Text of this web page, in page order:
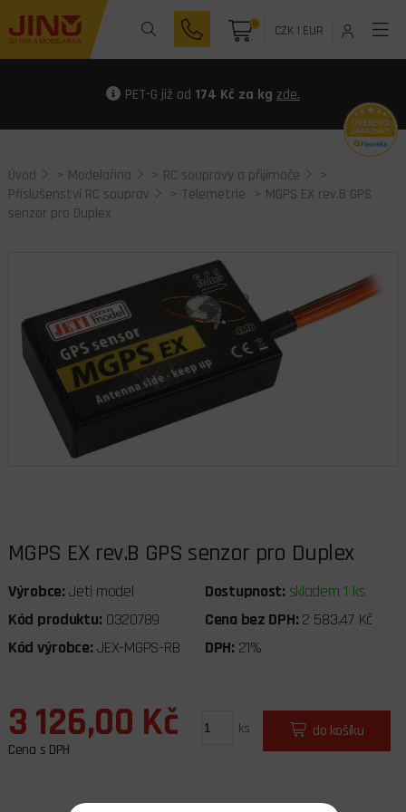
0 CZK| EUR
PET-G již od 174 Kč za kg zde.
Úvod > Modelařina > RC soupravy a přijímače
>
Příslušenství RC souprav
> Telemetrie > MGPS EX rev.B GPS
senzor pro Duplex
MGPS EX rev.B GPS senzor pro Duplex
Výrobce: Jeti model Dostupnost: skladem 1 ks
Kód produktu: 0320789 Cena bez DPH: 2 583,47 Kč
Kód výrobce: JEX-MGPS-RB DPH: 21%
3 126,00 Kč
Cena s DPH
ks do košíku